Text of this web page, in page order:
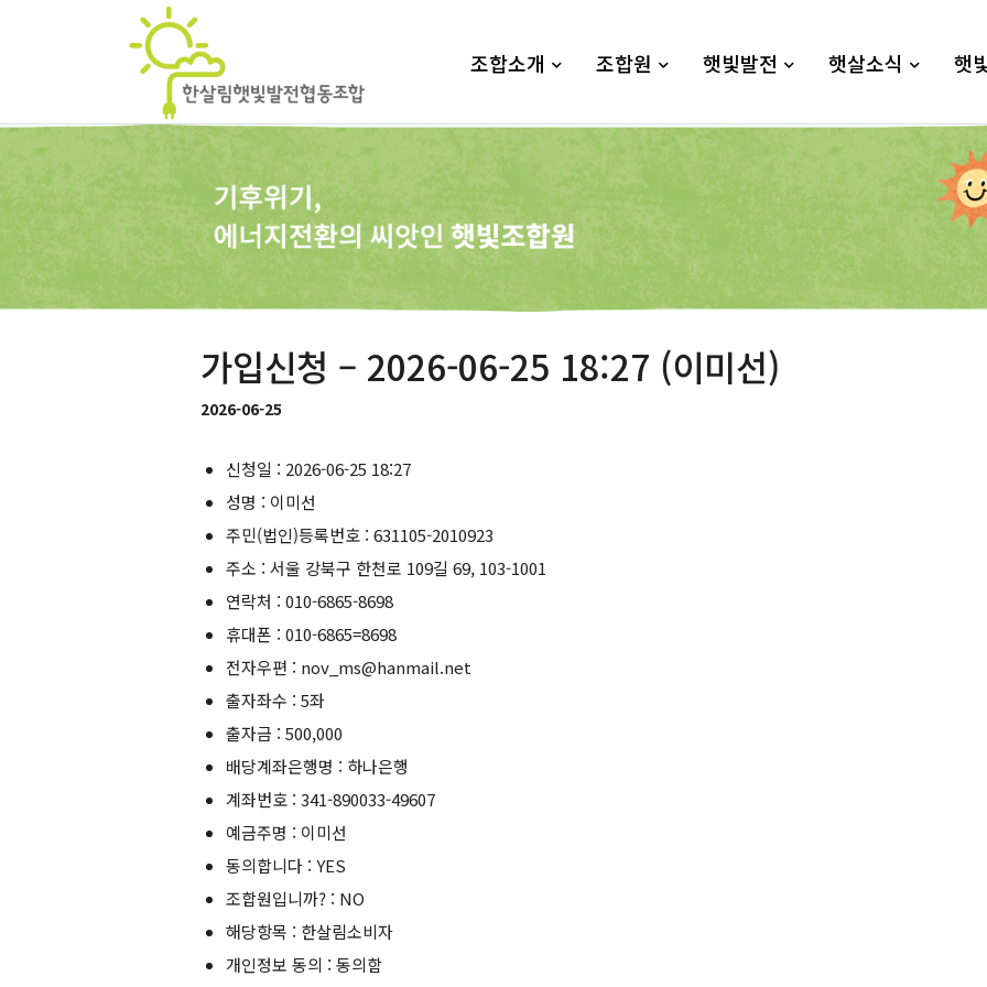
조합소개 조합원 햇빛발전 햇살소식 햇
가입신청 – 2026-06-25 18:27 (이미선)
2026-06-25
신청일 : 2026-06-25 18:27
성명 : 이미선
주민(법인)등록번호 : 631105-2010923
주소 : 서울 강북구 한천로 109길 69, 103-1001
연락처 : 010-6865-8698
휴대폰 : 010-6865=8698
전자우편 : nov_ms@hanmail.net
출자좌수 : 5좌
출자금 : 500,000
배당계좌은행명 : 하나은행
계좌번호 : 341-890033-49607
예금주명 : 이미선
동의합니다 : YES
조합원입니까? : NO
해당항목 : 한살림소비자
개인정보 동의 : 동의함